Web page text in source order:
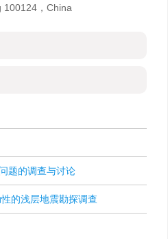
100124，China
题的调查与讨论
的浅层地震勘探调查